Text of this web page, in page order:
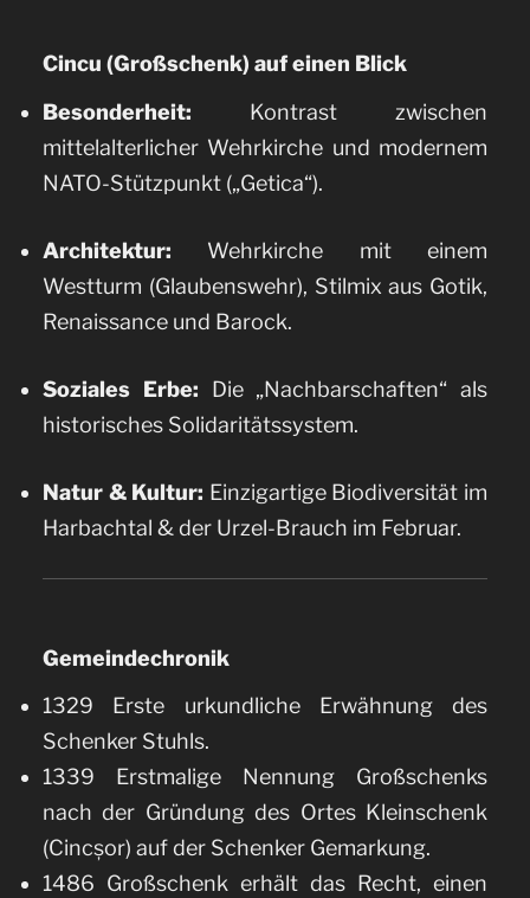
Cincu (Großschenk) auf einen Blick
Besonderheit: Kontrast zwischen
mittelalterlicher Wehrkirche und modernem
NATO-Stützpunkt („Getica“).
Architektur: Wehrkirche mit einem
Westturm (Glaubenswehr), Stilmix aus Gotik,
Renaissance und Barock.
Soziales Erbe: Die „Nachbarschaften“ als
historisches Solidaritätssystem.
Natur & Kultur: Einzigartige Biodiversität im
Harbachtal & der Urzel-Brauch im Februar.
Gemeindechronik
1329 Erste urkundliche Erwähnung des
Schenker Stuhls.
1339 Erstmalige Nennung Großschenks
nach der Gründung des Ortes Kleinschenk
(Cincșor) auf der Schenker Gemarkung.
1486 Großschenk erhält das Recht, einen